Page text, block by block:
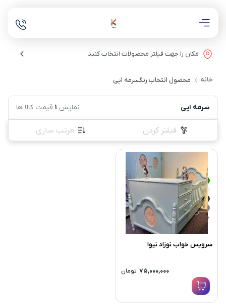
مکان را جهت فیلتر محصولات انتخاب کنید
خانه محصول انتخاب رنگسرمه ایی
سرمه ایی نمایش 1 قیمت کالا ها
فیلتر کردن مرتب سازی
+2
سرویس خواب نوزاد نیوا
75,000,000 تومان